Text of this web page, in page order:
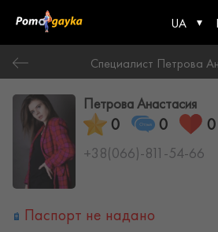
UA
Специалист Петрова
Петрова Анастасия
0 0 0
+38(066)-811-54-66
Паспорт не надано